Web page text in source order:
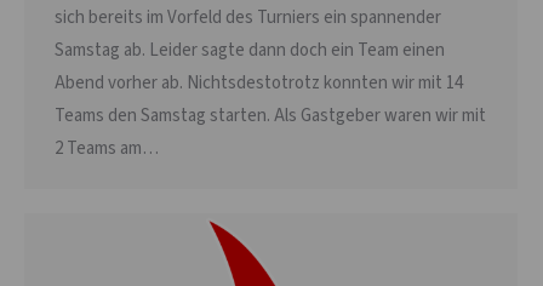
sich bereits im Vorfeld des Turniers ein spannender
Samstag ab. Leider sagte dann doch ein Team einen
Abend vorher ab. Nichtsdestotrotz konnten wir mit 14
Teams den Samstag starten. Als Gastgeber waren wir mit
2 Teams am…